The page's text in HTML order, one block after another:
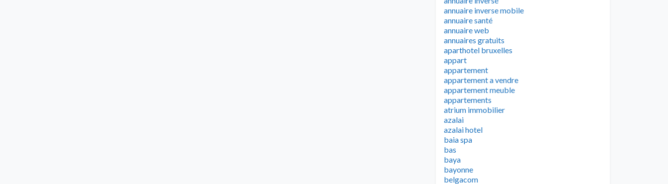
annuaire inverse mobile
annuaire santé
annuaire web
annuaires gratuits
aparthotel bruxelles
appart
appartement
appartement a vendre
appartement meuble
appartements
atrium immobilier
azalai
azalai hotel
baia spa
bas
baya
bayonne
belgacom